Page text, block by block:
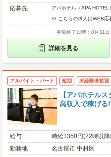
応募先
アパホテル（APA HOTEL
※ こちらの求人はWEB応
募集終了日時：8月31日
詳細を見る
アルバイト・パート 短期 未経験者歓迎
【アパホテル
高収入で稼げ
給与
時給1350円(22時以
勤務地
名古屋市 中村区